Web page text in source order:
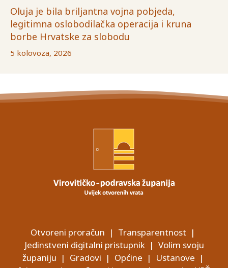
Oluja je bila briljantna vojna pobjeda,
legitimna oslobodilačka operacija i kruna
borbe Hrvatske za slobodu
5 kolovoza, 2026
Otvoreni proračun | Transparentnost |
Jedinstveni digitalni pristupnik| Volim svoju
županiju | Gradovi | Općine | Ustanove |